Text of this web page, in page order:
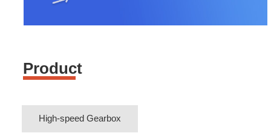
Product
High-speed Gearbox